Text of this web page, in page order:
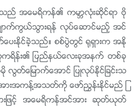
သည္ အေမရိကန္၏ ကမာၻလုံးဆိုင္ရာ ဗို
ပ်ာက္ကြယ္သြားရန္ လုပ္ေဆာင္မည့္ အင္
ေပးႏိုင္ခဲ့သည္။ စစ္ပြဲတြင္ ႐ုရွားက အႏို
ကရိန္း၏ ျပည္နယ္ေလးခုအနက္ တစ္ခု
တ္ေျမာက္ေအာင္ ျပဳလုပ္ႏိုင္ျခင္းသ
အကန႔္အသတ္ကို ေဖာ္ၫႊန္းႏိုင္မည္ ျ
ျဖင့္ အေမရိကန္အင္အား ဆုတ္ယုတ္